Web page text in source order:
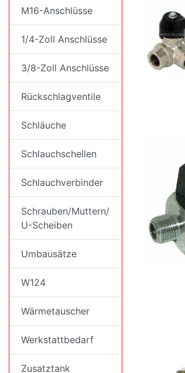
M16-Anschlüsse
1/4-Zoll Anschlüsse
3/8-Zoll Anschlüsse
Rückschlagventile
Schläuche
Schlauchschellen
Schlauchverbinder
Schrauben/Muttern/
U-Scheiben
Umbausätze
W124
Wärmetauscher
Werkstattbedarf
Zusatztank